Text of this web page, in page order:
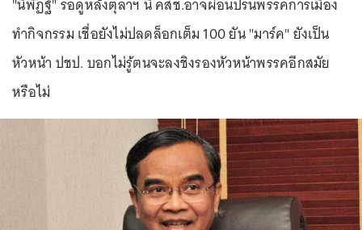
"นิพิฏฐ์" รอดูหลังตุลาฯ นี้ คสช.อาจผ่อนปรนพรรคการเมือง
ทำกิจกรรม เชื่อยังไม่ปลดล็อกเต็ม 100 ยัน "มาร์ค" ยังเป็น
หัวหน้า ปชป. บอกไม่รู้ตนจะลงชิงรองหัวหน้าพรรคอีกสมัย
หรือไม่